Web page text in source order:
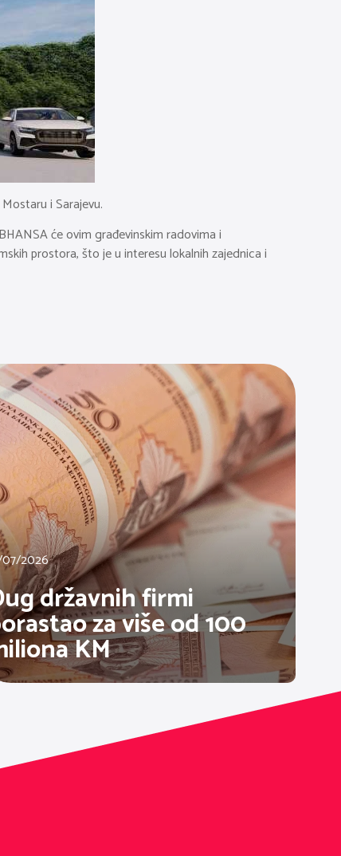
i Sarajevu.
će ovim građevinskim radovima i
prostora, što je u interesu lokalnih zajednica i
07/2026
državnih firmi
za više od 100
KM